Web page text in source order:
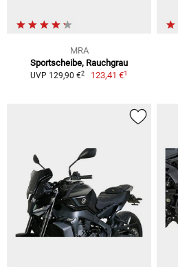
MRA
Sportscheibe, Rauchgrau
UVP 129,90 €2 123,41 €1